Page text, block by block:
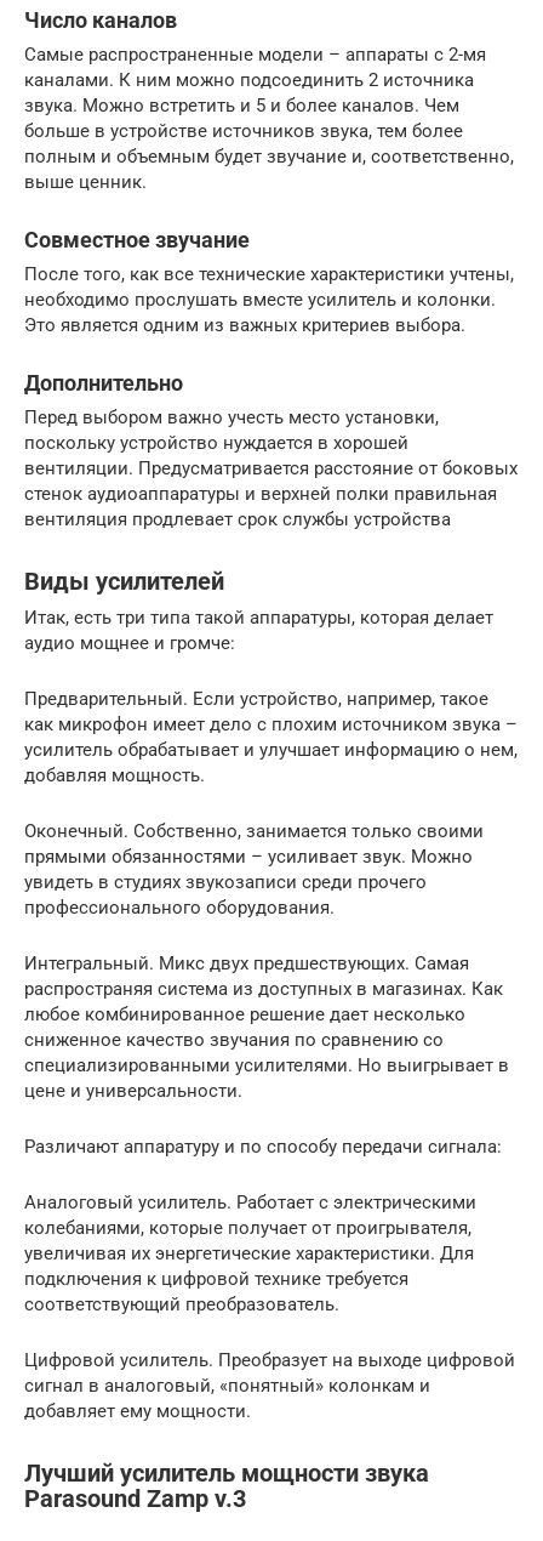
Число каналов
Самые распространенные модели – аппараты с 2-мя
каналами. К ним можно подсоединить 2 источника
звука. Можно встретить и 5 и более каналов. Чем
больше в устройстве источников звука, тем более
полным и объемным будет звучание и, соответственно,
выше ценник.
Совместное звучание
После того, как все технические характеристики учтены,
необходимо прослушать вместе усилитель и колонки.
Это является одним из важных критериев выбора.
Дополнительно
Перед выбором важно учесть место установки,
поскольку устройство нуждается в хорошей
вентиляции. Предусматривается расстояние от боковых
стенок аудиоаппаратуры и верхней полки правильная
вентиляция продлевает срок службы устройства
Виды усилителей
Итак, есть три типа такой аппаратуры, которая делает
аудио мощнее и громче:
Предварительный. Если устройство, например, такое
как микрофон имеет дело с плохим источником звука –
усилитель обрабатывает и улучшает информацию о нем,
добавляя мощность.
Оконечный. Собственно, занимается только своими
прямыми обязанностями – усиливает звук. Можно
увидеть в студиях звукозаписи среди прочего
профессионального оборудования.
Интегральный. Микс двух предшествующих. Самая
распространяя система из доступных в магазинах. Как
любое комбинированное решение дает несколько
сниженное качество звучания по сравнению со
специализированными усилителями. Но выигрывает в
цене и универсальности.
Различают аппаратуру и по способу передачи сигнала:
Аналоговый усилитель. Работает с электрическими
колебаниями, которые получает от проигрывателя,
увеличивая их энергетические характеристики. Для
подключения к цифровой технике требуется
соответствующий преобразователь.
Цифровой усилитель. Преобразует на выходе цифровой
сигнал в аналоговый, «понятный» колонкам и
добавляет ему мощности.
Лучший усилитель мощности звука
Parasound Zamp v.3